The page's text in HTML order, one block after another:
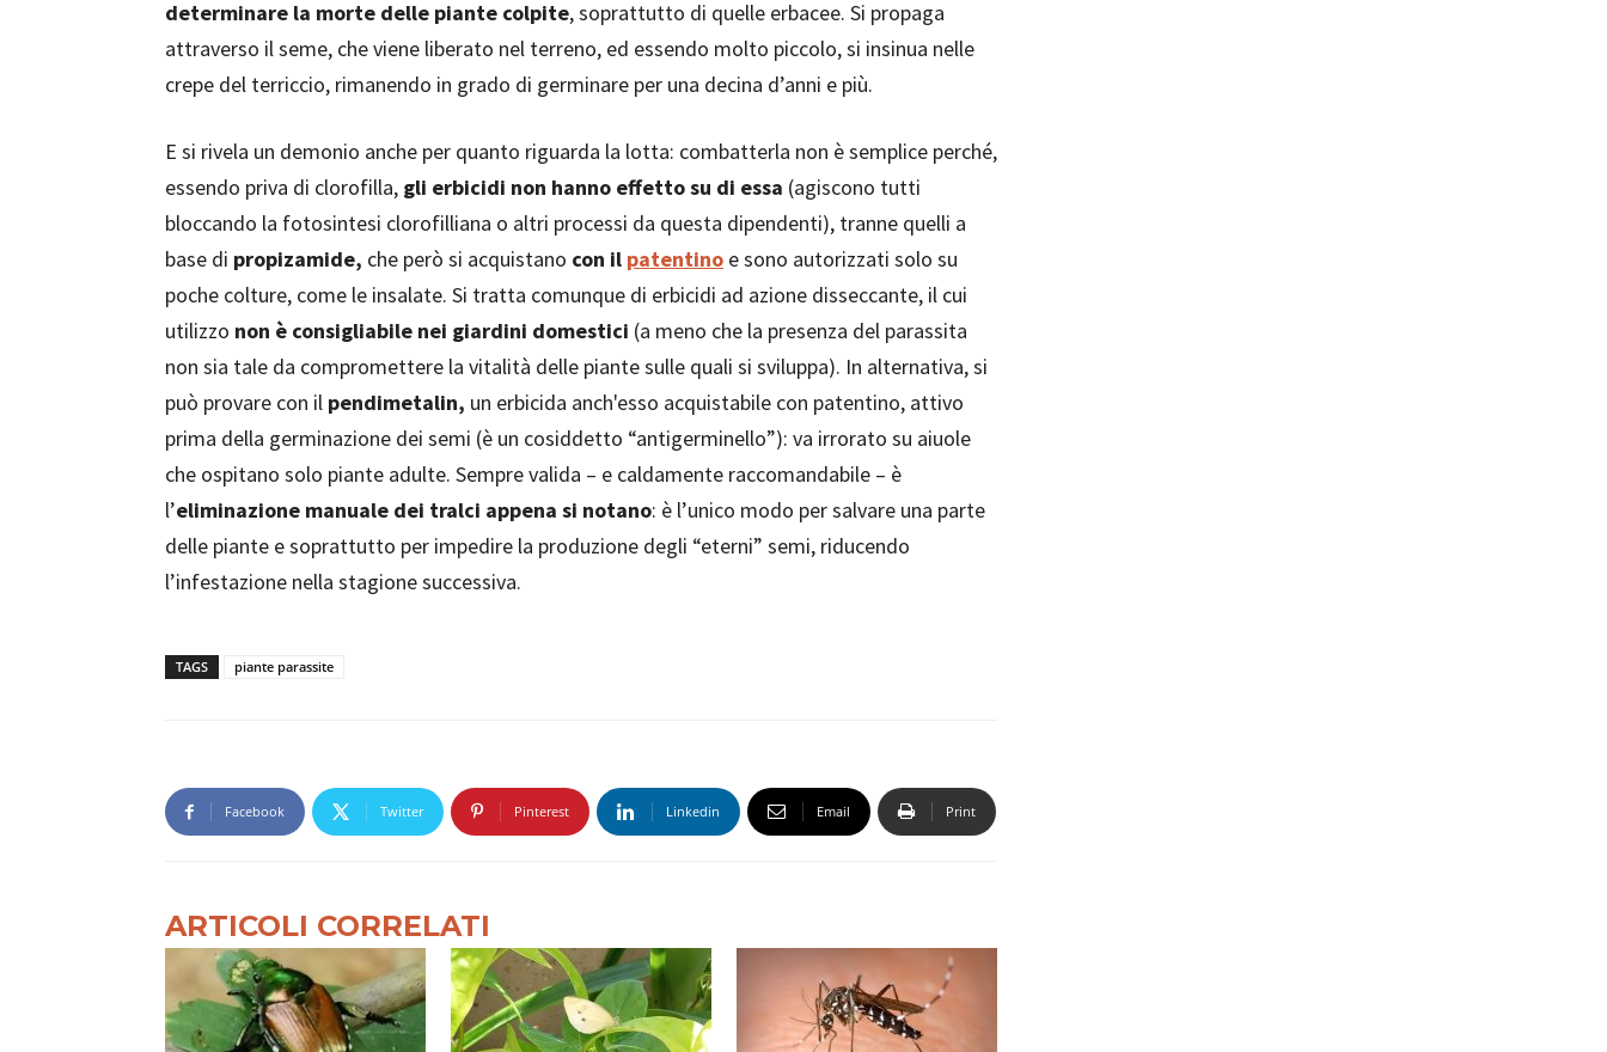
determinare la morte delle piante colpite, soprattutto di quelle erbacee. Si propaga
attraverso il seme, che viene liberato nel terreno, ed essendo molto piccolo, si insinua nelle
crepe del terriccio, rimanendo in grado di germinare per una decina d’anni e più.
E si rivela un demonio anche per quanto riguarda la lotta: combatterla non è semplice perché,
essendo priva di clorofilla, gli erbicidi non hanno effetto su di essa (agiscono tutti
bloccando la fotosintesi clorofilliana o altri processi da questa dipendenti), tranne quelli a
base di propizamide, che però si acquistano con il patentino e sono autorizzati solo su
poche colture, come le insalate. Si tratta comunque di erbicidi ad azione disseccante, il cui
utilizzo non è consigliabile nei giardini domestici (a meno che la presenza del parassita
non sia tale da compromettere la vitalità delle piante sulle quali si sviluppa). In alternativa, si
può provare con il pendimetalin, un erbicida anch'esso acquistabile con patentino, attivo
prima della germinazione dei semi (è un cosiddetto “antigerminello”): va irrorato su aiuole
che ospitano solo piante adulte. Sempre valida – e caldamente raccomandabile – è
l’eliminazione manuale dei tralci appena si notano: è l’unico modo per salvare una parte
delle piante e soprattutto per impedire la produzione degli “eterni” semi, riducendo
l’infestazione nella stagione successiva.
TAGS piante parassite
Facebook Twitter Pinterest Linkedin Email Print
ARTICOLI CORRELATI